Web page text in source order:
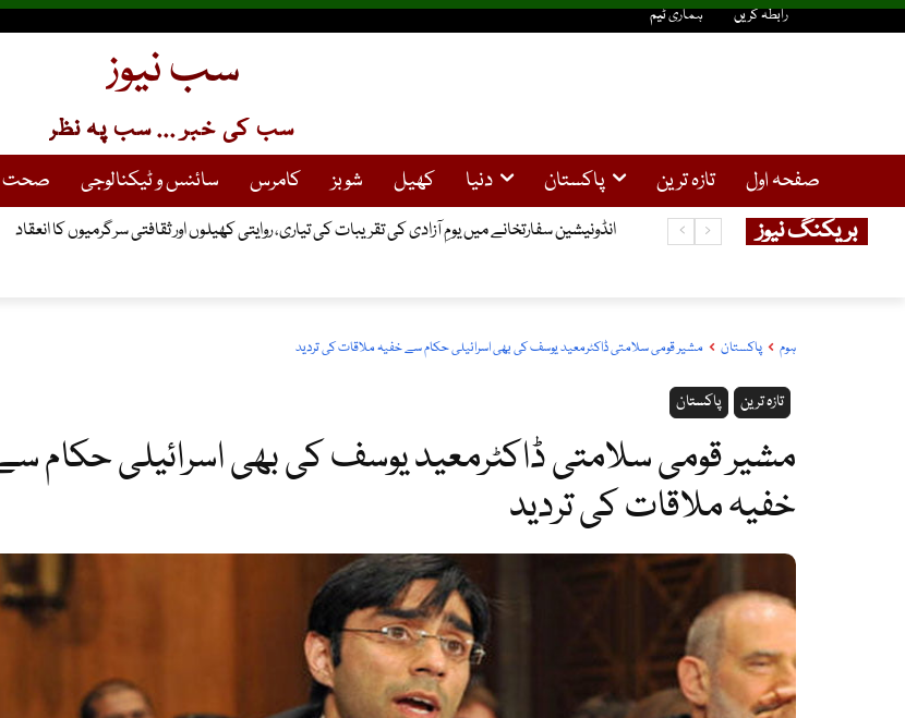
رابطہ کریں ہماری ٹیم
سب نیوز
سب کی خبر ... سب پہ نظر
صفحہ اول تازہ ترین پاکستان دنیا کھیل شوبز کامرس سائنس و ٹیکنالوجی صحت
بریکنگ نیوز انڈونیشین سفارتخانے میں یومِ آزادی کی تقریبات کی تیاری، روایتی کھیلوں اور ثقافتی سرگرمیوں کا انعقاد
ہوم پاکستان مشیر قومی سلامتی ڈاکٹرمعید یوسف کی بھی اسرائیلی حکام سے خفیہ ملاقات کی تردید
پاکستان تازہ ترین
مشیر قومی سلامتی ڈاکٹرمعید یوسف کی بھی اسرائیلی حکام
خفیہ ملاقات کی تردید